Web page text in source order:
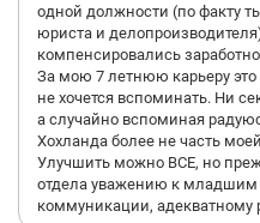
одной должности (по факту
юриста и
компенсировались
За мою 7 летнюю карьеру это
не хочется вспоминать. Ни
а случайно вспоминая
Хохланда более не часть
Улучшить можно ВСЕ, но
отдела уважению к младшим
коммуникации, адекватному